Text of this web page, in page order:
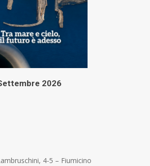
2026
4-5 – Fiumicino